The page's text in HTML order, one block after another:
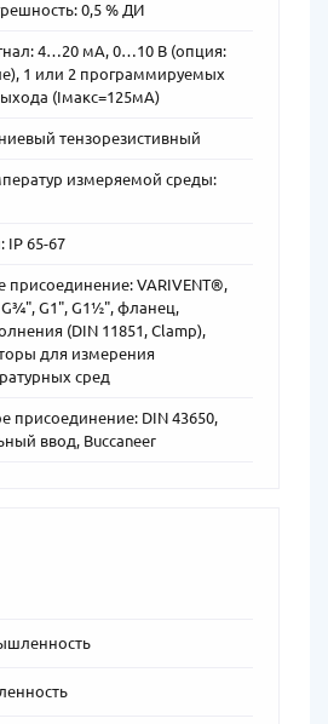
0,5 % ДИ
4…20 мА, 0…10 В (опция:
1 или 2 программируемых
(Iмакс=125мА)
тензорезистивный
измеряемой среды:
IP 65-67
присоединение: VARIVENT®,
G1", G1½", фланец,
(DIN 11851, Clamp),
для измерения
сред
присоединение: DIN 43650,
ввод, Buccaneer